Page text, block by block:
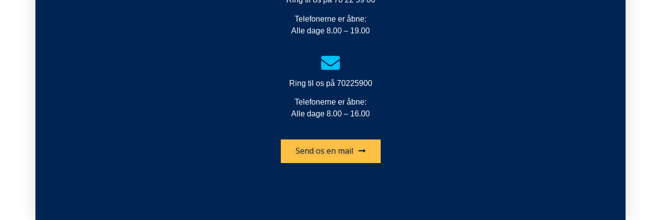
Telefonerne er åbne:
Alle dage 8.00 – 19.00
Ring til os på 70225900
Telefonerne er åbne:
Alle dage 8.00 – 16.00
Send os en mail